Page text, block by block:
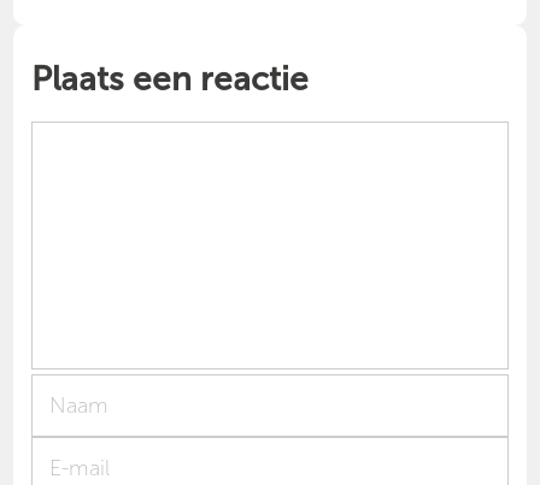
Plaats een reactie